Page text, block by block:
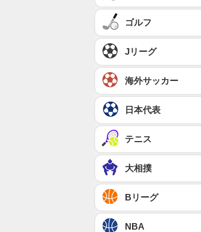
ゴルフ
Jリーグ
海外サッカー
日本代表
テニス
大相撲
Bリーグ
NBA